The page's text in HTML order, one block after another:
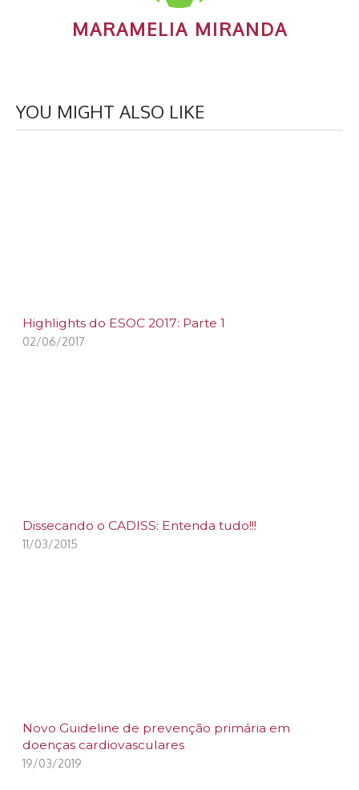
MARAMELIA MIRANDA
YOU MIGHT ALSO LIKE
Highlights do ESOC 2017: Parte 1
02/06/2017
Dissecando o CADISS: Entenda tudo!!!
11/03/2015
Novo Guideline de prevenção primária em
doenças cardiovasculares
19/03/2019